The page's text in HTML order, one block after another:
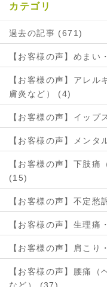
カテゴリ
過去の記事 (671)
【お客様の声】めま
【お客様の声】アレル
膚炎など） (4)
【お客様の声】イップ
【お客様の声】メン
【お客様の声】下肢痛
(15)
【お客様の声】不定
【お客様の声】生理
【お客様の声】肩こ
【お客様の声】腰痛（